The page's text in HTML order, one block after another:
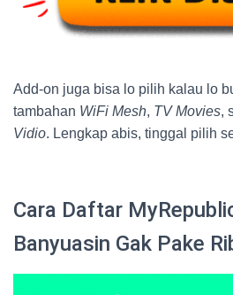
Add-on juga bisa lo pilih kalau lo
tambahan WiFi Mesh, TV Movies,
Vidio. Lengkap abis, tinggal pilih
Cara Daftar
Banyuasin Gak Pake